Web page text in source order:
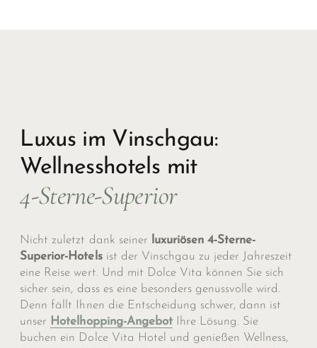
Luxus im Vinschgau:
Wellnesshotels mit
4-Sterne-Superior
Nicht zuletzt dank seiner
luxuriösen 4-Sterne-
Superior-Hotelsist der Vinschgau zu jeder Jahreszeit
eine Reise wert. Und mit Dolce Vita können Sie sich
sicher sein, dass es eine be­sonders genussvolle wird.
Denn fällt Ihnen die Entschei­dung schwer, dann ist
unser Hotel­hopping-Angebot
Ihre Lösung. Sie
buchen ein Dolce Vita Hotel und genießen Wellness,